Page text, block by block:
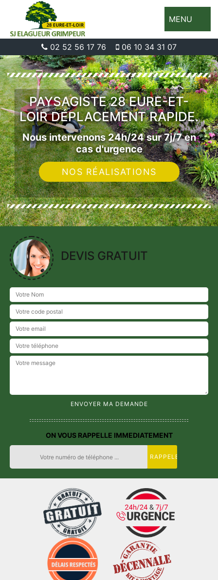
MENU
02 52 56 17 76 06 10 34 31 07
PAYSAGISTE 28 EURE-ET-
LOIR DÉPLACEMENT RAPIDE.
Nous intervenons 24h/24 sur 7j/7 en
cas d'urgence
NOS RÉALISATIONS
DEVIS GRATUIT
ON VOUS RAPPELLE IMMEDIATEMENT